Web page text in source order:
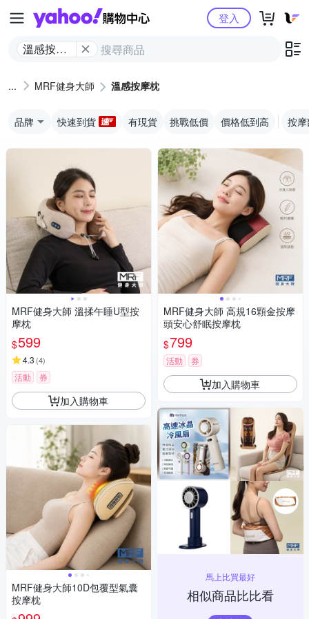
Yahoo購物中心
溫感按摩
登入
MRF健身大師 溫感按摩枕
品牌 快速到貨 有現貨 挑戰低價 價格低到高 按
MRF健身大師 溫揉午睡U型按
摩枕
$599
4.3 (4)
活動 券
加入購物車
MRF健身大師10D包覆型氣囊
按摩枕
MRF健身大師 高規16顆金按摩
頭安心舒眠按摩枕
$799
活動 券
加入購物車
馬上比買最好
相似商品比比看